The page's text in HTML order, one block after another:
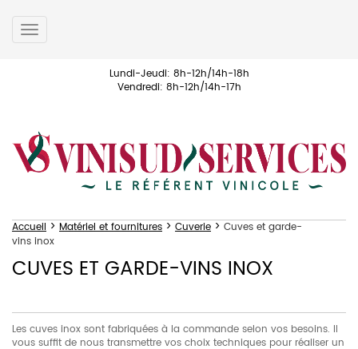
Toggle
navigation
Lundi-Jeudi: 8h-12h/14h-18h
Vendredi: 8h-12h/14h-17h
Accueil > Matériel et fournitures > Cuverie > Cuves et garde-
vins inox
CUVES ET GARDE-VINS INOX
Les cuves inox sont fabriquées à la commande selon vos besoins. Il
vous suffit de nous transmettre vos choix techniques pour réaliser un